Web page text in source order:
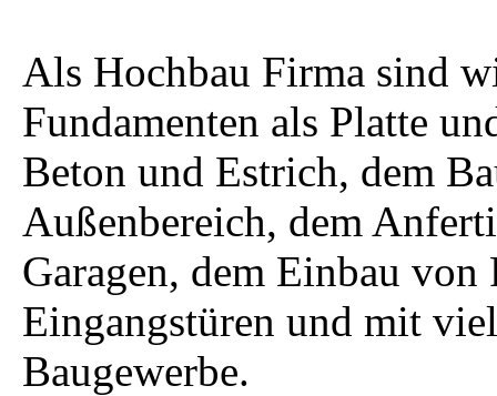
Als Hochbau Firma sind
Fundamenten als Platte
Beton und Estrich, dem
Außenbereich, dem
Garagen, dem Einbau
Eingangstüren und mit
Baugewerbe.